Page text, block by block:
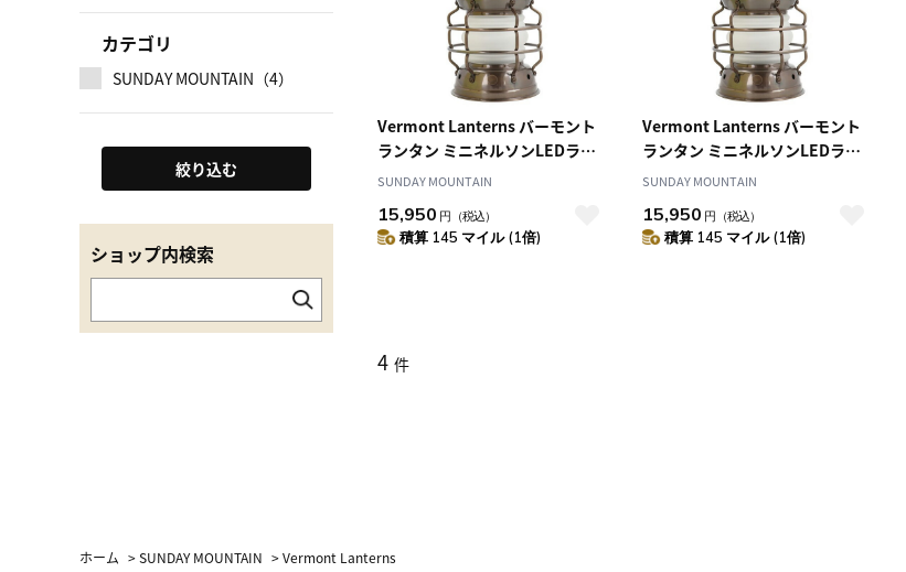
カテゴリ
SUNDAY MOUNTAIN（4）
絞り込む
ショップ内検索
Vermont Lanterns バーモント
ランタン ミニネルソンLEDラン
タンフロストグラス
SUNDAY MOUNTAIN
15,950 円 （税込）
積算 145 マイル (1倍)
Vermont Lanterns バーモント
ランタン ミニネルソンLEDラン
タンフロストグラス
SUNDAY MOUNTAIN
15,950 円 （税込）
積算 145 マイル (1倍)
4 件
ホーム >SUNDAY MOUNTAIN >Vermont Lanterns